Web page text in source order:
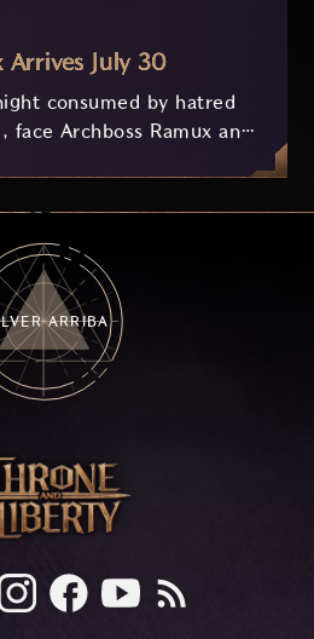
Arrives July 30
consumed by hatred
face Archboss Ramux and
the Ballista, and the
that awaits.
ARRIBA